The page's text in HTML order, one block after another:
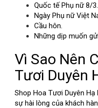
Quốc tế Phụ nữ 8/3.
Ngày Phụ nữ Việt
Cầu hôn.
Những dịp muốn
Vì Sao Nên
Tươi Duyên
Shop Hoa Tươi Duyên
sự hài lòng của khách